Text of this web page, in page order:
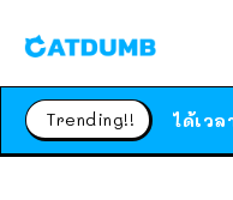
Trending!!